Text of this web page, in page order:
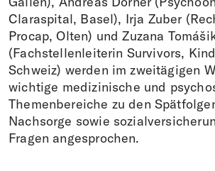
Claraspital, Basel), Irja Zuber
Procap, Olten) und Zuzana
(Fachstellenleiterin Survivors,
Schweiz) werden im zweitägigen
wichtige medizinische und
Themenbereiche zu den
Nachsorge sowie
Fragen angesprochen.